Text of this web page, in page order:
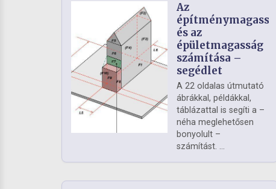
Az
építménymagasság
és az
épületmagasság
számítása –
segédlet
A 22 oldalas útmutató
ábrákkal, példákkal,
táblázattal is segíti a –
néha meglehetősen
bonyolult –
számítást. ...